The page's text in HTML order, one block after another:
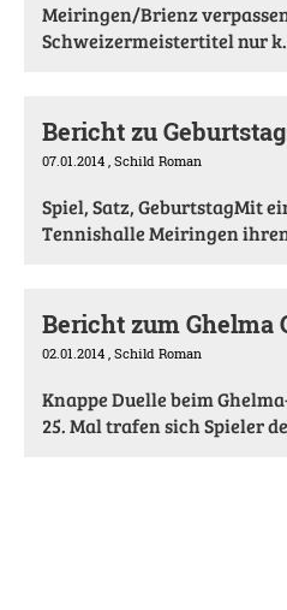
Meiringen/Brienz
Schweizermeistertitel nur
07.01.2014 , Schild Roman
Spiel, Satz, GeburtstagMit
Tennishalle Meiringen
Bericht zum Ghelma
02.01.2014 , Schild Roman
Knappe Duelle beim
25. Mal trafen sich Spieler